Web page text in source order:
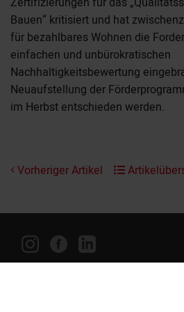
Bauen“ kritisiert und hat
für bezahlbares Wohnen die
einfachen und unbürokratischen
Nachhaltigkeitsbewertung
Neuaufstellung der
im Herbst entschieden werden.
Vorheriger Artikel